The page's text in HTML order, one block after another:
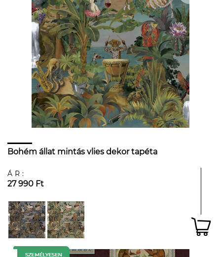
Bohém állat mintás vlies dekor tapéta
ÁR:
27 990 Ft